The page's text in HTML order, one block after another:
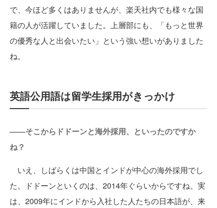
で、今ほど多くはありませんが、楽天社内でも様々な国
籍の人が活躍していました。上層部にも、「もっと世界
の優秀な人と出会いたい」という強い想いがありました
ね。
英語公用語は留学生採用がきっかけ
――そこからドドーンと海外採用、といったのですか
ね？
いえ、しばらくは中国とインドが中心の海外採用でし
た。ドドーンといくのは、2014年ぐらいからですね。実
は、2009年にインドから入社した人たちの日本語が、来